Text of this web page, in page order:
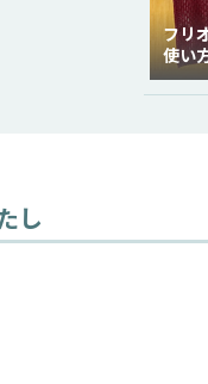
フリ
使い
し